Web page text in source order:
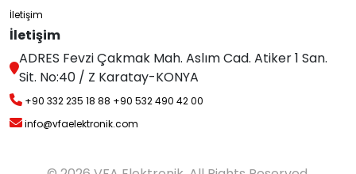
İletişim
İletişim
ADRES Fevzi Çakmak Mah. Aslım Cad. Atiker 1 San.
Sit. No:40 / Z Karatay-KONYA
+90 332 235 18 88 +90 532 490 42 00
info@vfaelektronik.com